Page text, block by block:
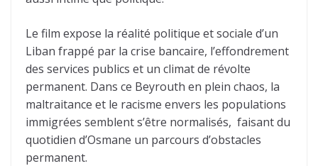
Le film expose la réalité politique et sociale d’un
Liban frappé par la crise bancaire, l’effondrement
des services publics et un climat de révolte
permanent. Dans ce Beyrouth en plein chaos, la
maltraitance et le racisme envers les populations
immigrées semblent s’être normalisés, faisant du
quotidien d’Osmane un parcours d’obstacles
permanent.